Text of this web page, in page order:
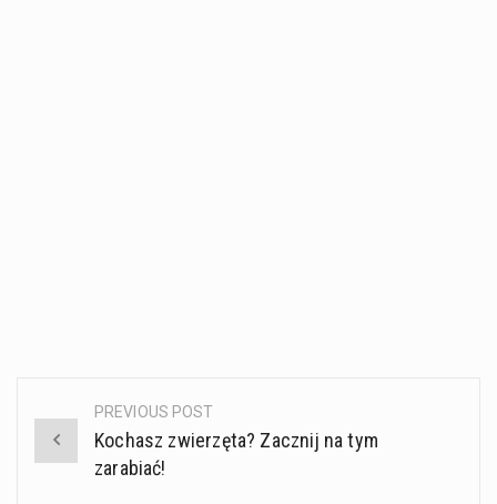
Post
navigation
PREVIOUS POST
Kochasz zwierzęta? Zacznij na tym
zarabiać!